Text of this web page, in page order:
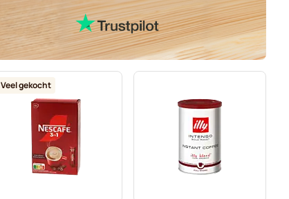
Veel gekocht